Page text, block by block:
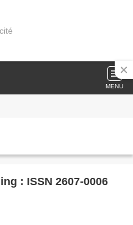
MENU
: ISSN 2607-0006